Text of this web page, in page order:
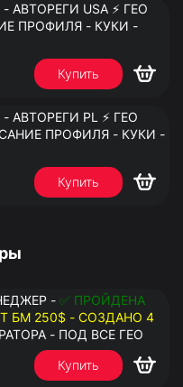
- АВТОРЕГИ USA ⚡️ ГЕО
ПРОФИЛЯ - КУКИ -
Купить
- АВТОРЕГИ PL ⚡️ ГЕО
ПРОФИЛЯ - КУКИ -
Купить
- ✅ ПРОЙДЕНА
БМ 250$ - СОЗДАНО 4
- ПОД ВСЕ ГЕО
Купить